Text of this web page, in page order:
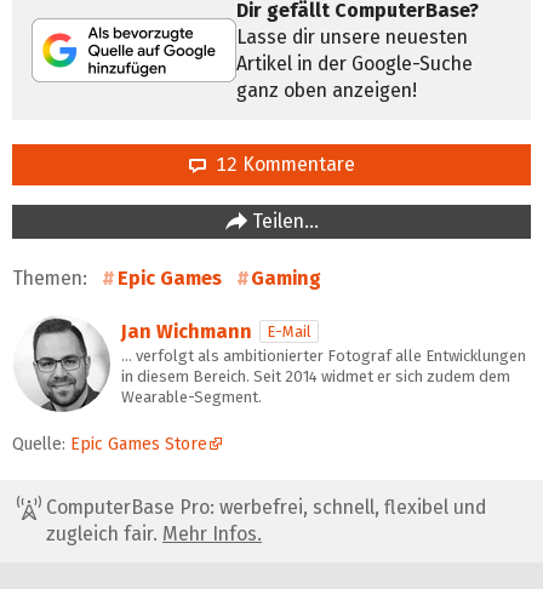
Dir gefällt ComputerBase?
Lasse dir unsere neuesten
Artikel in der Google-Suche
ganz oben anzeigen!
12 Kommentare
Teilen…
Themen: Epic Games Gaming
Jan Wichmann
E-Mail
… verfolgt als ambitionierter Fotograf alle Entwicklungen
in diesem Bereich. Seit 2014 widmet er sich zudem dem
Wearable-Segment.
Quelle: Epic Games Store
ComputerBase Pro: werbefrei, schnell, flexibel und
zugleich fair. Mehr Infos.